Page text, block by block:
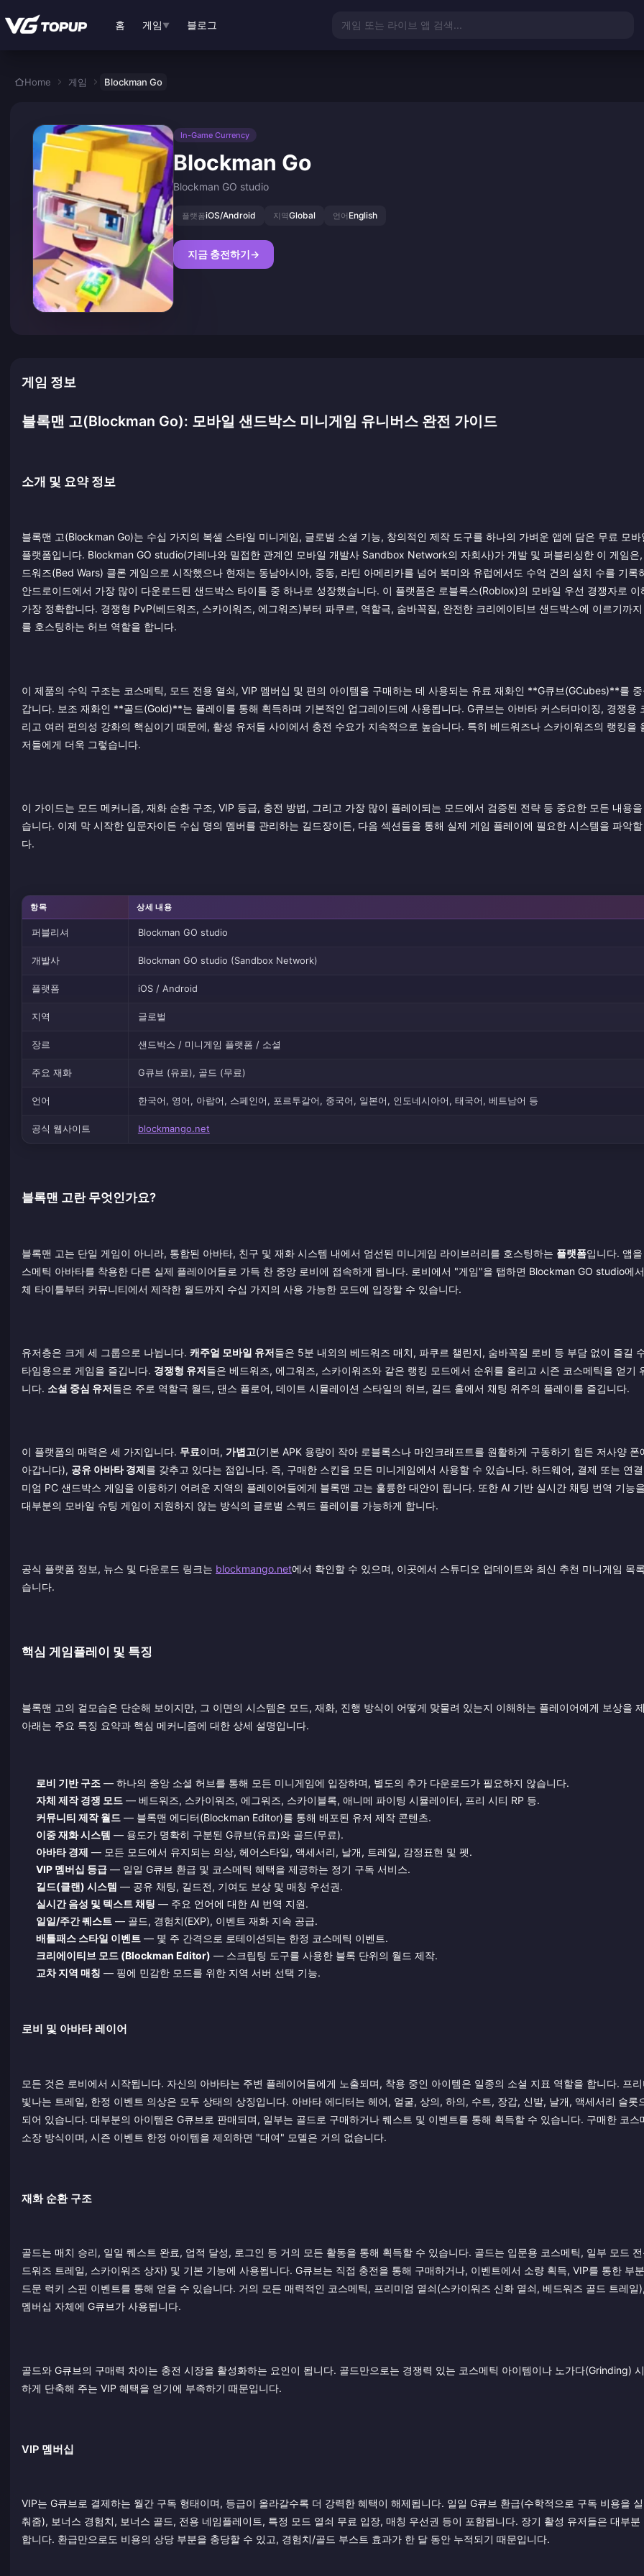
홈 게임 ▼ 블로그 게임 또는 라이브 앱 검색...
Home 게임 Blockman Go
In-Game Currency
Blockman Go
Blockman GO studio
플랫폼iOS/Android 지역Global 언어 English
지금 충전하기→
게임 정보
블록맨 고(Blockman Go): 모바일 샌드박스 미니게임 유니버스 완전 가이드
소개 및 요약 정보
블록맨 고(Blockman Go)는 수십 가지의 복셀 스타일 미니게임, 글로벌 소셜 기능, 창의적인 제작 도구를 하나의 가벼운 앱에 담은 무료 모바
플랫폼입니다. Blockman GO studio(가레나와 밀접한 관계인 모바일 개발사 Sandbox Network의 자회사)가 개발 및 퍼블리싱한 이 게임은,
드워즈(Bed Wars) 클론 게임으로 시작했으나 현재는 동남아시아, 중동, 라틴 아메리카를 넘어 북미와 유럽에서도 수억 건의 설치 수를 기록
안드로이드에서 가장 많이 다운로드된 샌드박스 타이틀 중 하나로 성장했습니다. 이 플랫폼은 로블록스(Roblox)의 모바일 우선 경쟁자로 이
가장 정확합니다. 경쟁형 PvP(베드워즈, 스카이워즈, 에그워즈)부터 파쿠르, 역할극, 숨바꼭질, 완전한 크리에이티브 샌드박스에 이르기까
를 호스팅하는 허브 역할을 합니다.
이 제품의 수익 구조는 코스메틱, 모드 전용 열쇠, VIP 멤버십 및 편의 아이템을 구매하는 데 사용되는 유료 재화인 **G큐브(GCubes)**를
갑니다. 보조 재화인 **골드(Gold)**는 플레이를 통해 획득하며 기본적인 업그레이드에 사용됩니다. G큐브는 아바타 커스터마이징, 경쟁용
리고 여러 편의성 강화의 핵심이기 때문에, 활성 유저들 사이에서 충전 수요가 지속적으로 높습니다. 특히 베드워즈나 스카이워즈의 랭킹을
저들에게 더욱 그렇습니다.
이 가이드는 모드 메커니즘, 재화 순환 구조, VIP 등급, 충전 방법, 그리고 가장 많이 플레이되는 모드에서 검증된 전략 등 중요한 모든 내용
습니다. 이제 막 시작한 입문자이든 수십 명의 멤버를 관리하는 길드장이든, 다음 섹션들을 통해 실제 게임 플레이에 필요한 시스템을 파악
다.
항목 상세 내용
퍼블리셔 Blockman GO studio
개발사 Blockman GO studio (Sandbox Network)
플랫폼 iOS / Android
지역 글로벌
장르 샌드박스 / 미니게임 플랫폼 / 소셜
주요 재화 G큐브 (유료), 골드 (무료)
언어 한국어, 영어, 아랍어, 스페인어, 포르투갈어, 중국어, 일본어, 인도네시아어, 태국어, 베트남어 등
공식 웹사이트 blockmango.net
블록맨 고란 무엇인가요?
블록맨 고는 단일 게임이 아니라, 통합된 아바타, 친구 및 재화 시스템 내에서 엄선된 미니게임 라이브러리를 호스팅하는 플랫폼입니다. 앱
스메틱 아바타를 착용한 다른 실제 플레이어들로 가득 찬 중앙 로비에 접속하게 됩니다. 로비에서 "게임"을 탭하면 Blockman GO studio에
체 타이틀부터 커뮤니티에서 제작한 월드까지 수십 가지의 사용 가능한 모드에 입장할 수 있습니다.
유저층은 크게 세 그룹으로 나뉩니다. 캐주얼 모바일 유저들은 5분 내외의 베드워즈 매치, 파쿠르 챌린지, 숨바꼭질 로비 등 부담 없이 즐길
타임용으로 게임을 즐깁니다. 경쟁형 유저들은 베드워즈, 에그워즈, 스카이워즈와 같은 랭킹 모드에서 순위를 올리고 시즌 코스메틱을 얻기
니다. 소셜 중심 유저들은 주로 역할극 월드, 댄스 플로어, 데이트 시뮬레이션 스타일의 허브, 길드 홀에서 채팅 위주의 플레이를 즐깁니다.
이 플랫폼의 매력은 세 가지입니다. 무료이며, 가볍고(기본 APK 용량이 작아 로블록스나 마인크래프트를 원활하게 구동하기 힘든 저사양 폰
아갑니다), 공유 아바타 경제를 갖추고 있다는 점입니다. 즉, 구매한 스킨을 모든 미니게임에서 사용할 수 있습니다. 하드웨어, 결제 또는 연
미엄 PC 샌드박스 게임을 이용하기 어려운 지역의 플레이어들에게 블록맨 고는 훌륭한 대안이 됩니다. 또한 AI 기반 실시간 채팅 번역 기능
대부분의 모바일 슈팅 게임이 지원하지 않는 방식의 글로벌 스쿼드 플레이를 가능하게 합니다.
공식 플랫폼 정보, 뉴스 및 다운로드 링크는 blockmango.net에서 확인할 수 있으며, 이곳에서 스튜디오 업데이트와 최신 추천 미니게임 목
습니다.
핵심 게임플레이 및 특징
블록맨 고의 겉모습은 단순해 보이지만, 그 이면의 시스템은 모드, 재화, 진행 방식이 어떻게 맞물려 있는지 이해하는 플레이어에게 보상을
아래는 주요 특징 요약과 핵심 메커니즘에 대한 상세 설명입니다.
로비 기반 구조— 하나의 중앙 소셜 허브를 통해 모든 미니게임에 입장하며, 별도의 추가 다운로드가 필요하지 않습니다.
자체 제작 경쟁 모드— 베드워즈, 스카이워즈, 에그워즈, 스카이블록, 애니메 파이팅 시뮬레이터, 프리 시티 RP 등.
커뮤니티 제작 월드— 블록맨 에디터(Blockman Editor)를 통해 배포된 유저 제작 콘텐츠.
이중 재화 시스템 — 용도가 명확히 구분된 G큐브(유료)와 골드(무료).
아바타 경제 — 모든 모드에서 유지되는 의상, 헤어스타일, 액세서리, 날개, 트레일, 감정표현 및 펫.
VIP 멤버십 등급— 일일 G큐브 환급 및 코스메틱 혜택을 제공하는 정기 구독 서비스.
길드(클랜) 시스템 — 공유 채팅, 길드전, 기여도 보상 및 매칭 우선권.
실시간 음성 및 텍스트 채팅 — 주요 언어에 대한 AI 번역 지원.
일일/주간 퀘스트— 골드, 경험치(EXP), 이벤트 재화 지속 공급.
배틀패스 스타일 이벤트— 몇 주 간격으로 로테이션되는 한정 코스메틱 이벤트.
크리에이티브 모드 (Blockman Editor) — 스크립팅 도구를 사용한 블록 단위의 월드 제작.
교차 지역 매칭 — 핑에 민감한 모드를 위한 지역 서버 선택 기능.
로비 및 아바타 레이어
모든 것은 로비에서 시작됩니다. 자신의 아바타는 주변 플레이어들에게 노출되며, 착용 중인 아이템은 일종의 소셜 지표 역할을 합니다. 프
빛나는 트레일, 한정 이벤트 의상은 모두 상태의 상징입니다. 아바타 에디터는 헤어, 얼굴, 상의, 하의, 수트, 장갑, 신발, 날개, 액세서리 슬롯
되어 있습니다. 대부분의 아이템은 G큐브로 판매되며, 일부는 골드로 구매하거나 퀘스트 및 이벤트를 통해 획득할 수 있습니다. 구매한 코스
소장 방식이며, 시즌 이벤트 한정 아이템을 제외하면 "대여" 모델은 거의 없습니다.
재화 순환 구조
골드는 매치 승리, 일일 퀘스트 완료, 업적 달성, 로그인 등 거의 모든 활동을 통해 획득할 수 있습니다. 골드는 입문용 코스메틱, 일부 모드
드워즈 트레일, 스카이워즈 상자) 및 기본 기능에 사용됩니다. G큐브는 직접 충전을 통해 구매하거나, 이벤트에서 소량 획득, VIP를 통한 부
드문 럭키 스핀 이벤트를 통해 얻을 수 있습니다. 거의 모든 매력적인 코스메틱, 프리미엄 열쇠(스카이워즈 신화 열쇠, 베드워즈 골드 트레일
멤버십 자체에 G큐브가 사용됩니다.
골드와 G큐브의 구매력 차이는 충전 시장을 활성화하는 요인이 됩니다. 골드만으로는 경쟁력 있는 코스메틱 아이템이나 노가다(Grinding)
하게 단축해 주는 VIP 혜택을 얻기에 부족하기 때문입니다.
VIP 멤버십
VIP는 G큐브로 결제하는 월간 구독 형태이며, 등급이 올라갈수록 더 강력한 혜택이 해제됩니다. 일일 G큐브 환급(수학적으로 구독 비용을
춰줌), 보너스 경험치, 보너스 골드, 전용 네임플레이트, 특정 모드 열쇠 무료 입장, 매칭 우선권 등이 포함됩니다. 장기 활성 유저들은 대부분
합니다. 환급만으로도 비용의 상당 부분을 충당할 수 있고, 경험치/골드 부스트 효과가 한 달 동안 누적되기 때문입니다.